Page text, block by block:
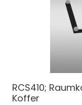
RCS410;
Koffer